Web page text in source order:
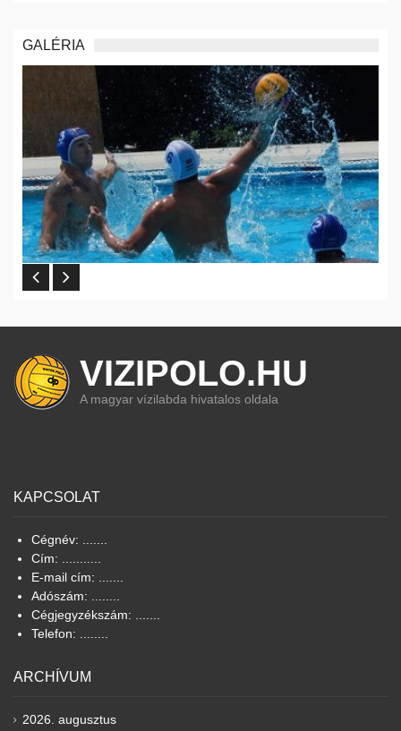
GALÉRIA
VIZIPOLO.HU
A magyar vízilabda hivatalos oldala
KAPCSOLAT
Cégnév: .......
Cím: ...........
E-mail cím: .......
Adószám: ........
Cégjegyzékszám: .......
Telefon: ........
ARCHÍVUM
2026. augusztus